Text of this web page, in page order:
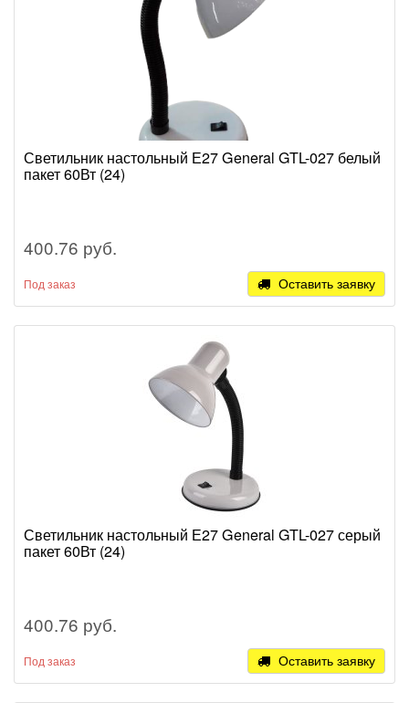
Светильник настольный Е27 General GTL-027 белый
пакет 60Вт (24)
400.76 руб.
Под заказ Оставить заявку
Светильник настольный Е27 General GTL-027 серый
пакет 60Вт (24)
400.76 руб.
Под заказ Оставить заявку